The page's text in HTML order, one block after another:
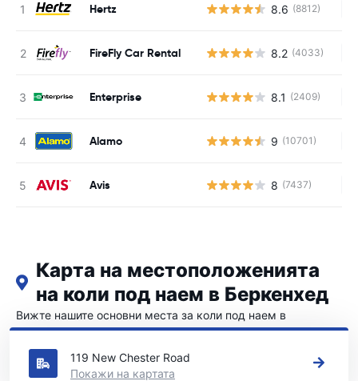
Hertz 8.6 (8812)
FireFly Car Rental 8.2 (4033)
Enterprise 8.1 (2409)
Alamo 9 (10701)
Avis 8 (7437)
Карта на местоположенията
на коли под наем в Беркенхед
Вижте нашите основни места за коли под наем в
Беркенхед
119 New Chester Road
Покажи на картата